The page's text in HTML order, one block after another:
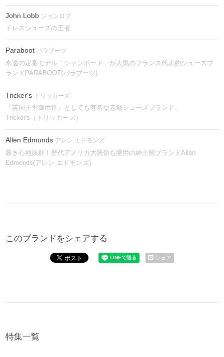
John Lobb ジョンロブ
ドレスシューズの王者
Paraboot パラブーツ
永遠の定番モデル「シャンボード」が人気のフランス代表的シューズブ
ランドPARABOOT(パラブーツ)
Tricker's トリッカーズ
「英国王室御用達」としても有名な老舗シューズブランド、
Tricker's（トリッカーズ）
Allen Edmonds アレン エドモンズ
履き心地抜群！歴代アメリカ大統領も愛用の紳士靴ブランドAllen
Edmonds(アレン エドモンズ)
このブランドをシェアする
シェア
特集一覧